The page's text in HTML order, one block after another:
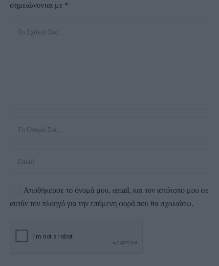
σημειώνονται με *
Αποθήκευσε το όνομά μου, email, και τον ιστότοπο μου σε
αυτόν τον πλοηγό για την επόμενη φορά που θα σχολιάσω.